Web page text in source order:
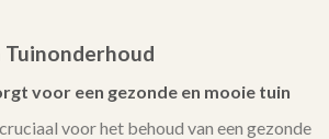
Tuinonderhoud
voor een gezonde en mooie tuin
voor het behoud van een gezonde